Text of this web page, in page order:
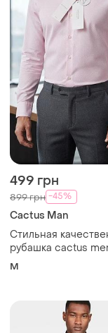
499 грн
899 грн -45%
Cactus Man
Стильная
рубашка cactus
с этикетками
M